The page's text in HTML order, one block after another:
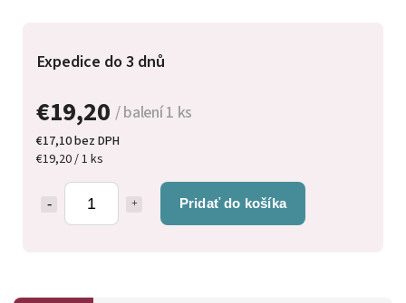
€19,20 / balení 1 ks
€17,10 bez DPH
€19,20 / 1 ks
Pridať do košíka
Expedice do 3 dnů